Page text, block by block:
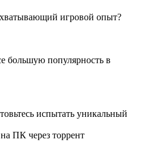
игровой опыт?
большую популярность в
испытать уникальный
ПК через торрент